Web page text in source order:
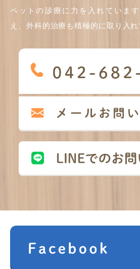
ペットの診療に力を入れていま
え、外科的治療も積極的に取り入れ